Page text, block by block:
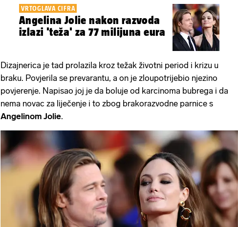
VRTOGLAVA CIFRA
Angelina Jolie nakon razvoda
izlazi 'teža' za 77 milijuna eura
Dizajnerica je tad prolazila kroz težak životni period i krizu u
braku. Povjerila se prevarantu, a on je zloupotrijebio njezino
povjerenje. Napisao joj je da boluje od karcinoma bubrega i da
nema novac za liječenje i to zbog brakorazvodne parnice s
Angelinom Jolie.